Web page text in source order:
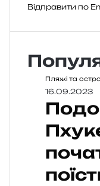
Відправити по
Пляжі та
16.09.2023